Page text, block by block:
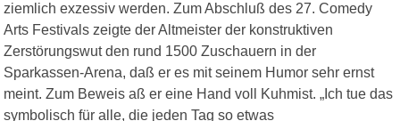
ziemlich exzessiv werden. Zum Abschluß des 27. Comedy
Arts Festivals zeigte der Altmeister der konstruktiven
Zerstörungswut den rund 1500 Zuschauern in der
Sparkassen-Arena, daß er es mit seinem Humor sehr ernst
meint. Zum Beweis aß er eine Hand voll Kuhmist. „Ich tue das
symbolisch für alle, die jeden Tag so etwas